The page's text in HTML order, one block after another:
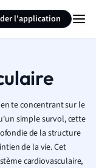
l'application
te concentrant sur le
simple survol, cette
de la structure
de la vie. Cet
cardiovasculaire,
la page